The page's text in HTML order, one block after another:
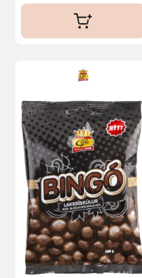
Eldorado
Epona bokförlag
EQUES
EQUES | KINGSLAND
Equipage
Eric LeTixerant
Eskadron